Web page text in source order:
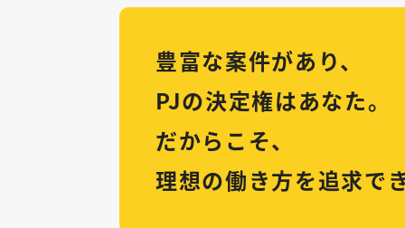
豊富な案件があり、
PJの決定権はあなた。
だからこそ、
理想の働き方を追求で